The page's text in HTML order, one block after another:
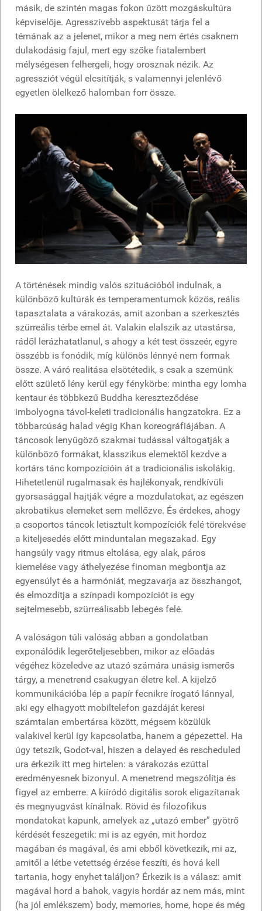
másik, de szintén magas fokon űzött mozgáskultúra
képviselője. Agresszívebb aspektusát tárja fel a
témának az a jelenet, mikor a meg nem értés csaknem
dulakodásig fajul, mert egy szőke fiatalembert
mélységesen felhergeli, hogy orosznak nézik. Az
agressziót végül elcsitítják, s valamennyi jelenlévő
egyetlen ölelkező halomban forr össze.
A történések mindig valós szituációból indulnak, a
különböző kultúrák és temperamentumok közös, reális
tapasztalata a várakozás, amit azonban a szerkesztés
szürreális térbe emel át. Valakin elalszik az utastársa,
rádől lerázhatatlanul, s ahogy a két test összeér, egyre
összébb is fonódik, míg különös lénnyé nem forrnak
össze. A váró realitása elsötétedik, s csak a szemünk
előtt születő lény kerül egy fénykörbe: mintha egy lomha
kentaur és többkezű Buddha kereszteződése
imbolyogna távol-keleti tradicionális hangzatokra. Ez a
többarcúság halad végig Khan koreográfiájában. A
táncosok lenyűgöző szakmai tudással váltogatják a
különböző formákat, klasszikus elemektől kezdve a
kortárs tánc kompozícióin át a tradicionális iskolákig.
Hihetetlenül rugalmasak és hajlékonyak, rendkívüli
gyorsasággal hajtják végre a mozdulatokat, az egészen
akrobatikus elemeket sem mellőzve. És érdekes, ahogy
a csoportos táncok letisztult kompozíciók felé törekvése
a kiteljesedés előtt minduntalan megszakad. Egy
hangsúly vagy ritmus eltolása, egy alak, páros
kiemelése vagy áthelyezése finoman megbontja az
egyensúlyt és a harmóniát, megzavarja az összhangot,
és elmozdítja a színpadi kompozíciót is egy
sejtelmesebb, szürreálisabb lebegés felé.
A valóságon túli valóság abban a gondolatban
exponálódik legerőteljesebben, mikor az előadás
végéhez közeledve az utazó számára unásig ismerős
tárgy, a menetrend csakugyan életre kel. A kijelző
kommunikációba lép a papír fecnikre írogató lánnyal,
aki egy elhagyott mobiltelefon gazdáját keresi
számtalan embertársa között, mégsem közülük
valakivel kerül így kapcsolatba, hanem a gépezettel. Ha
úgy tetszik, Godot-val, hiszen a delayed és rescheduled
ura érkezik itt meg hirtelen: a várakozás ezúttal
eredményesnek bizonyul. A menetrend megszólítja és
figyel az emberre. A kiíródó digitális sorok eligazítanak
és megnyugvást kínálnak. Rövid és filozofikus
mondatokat kapunk, amelyek az „utazó ember” gyötrő
kérdését feszegetik: mi is az egyén, mit hordoz
magában és magával, és ami ebből következik, mi az,
amitől a létbe vetettség érzése feszíti, és hová kell
tartania, hogy enyhet találjon? Érkezik is a válasz: amit
magával hord a bahok, vagyis hordár az nem más, mint
(ha jól emlékszem) body, memories, home, hope és még